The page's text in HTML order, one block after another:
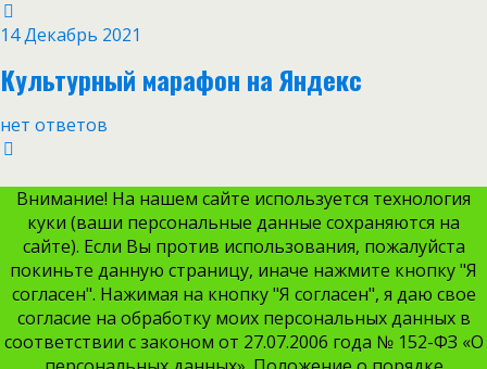
14 Декабрь 2021
Культурный марафон на Яндекс
нет ответов
Внимание! На нашем сайте используется технология
куки (ваши персональные данные сохраняются на
сайте). Если Вы против использования, пожалуйста
покиньте данную страницу, иначе нажмите кнопку "Я
согласен". Нажимая на кнопку "Я согласен", я даю свое
согласие на обработку моих персональных данных в
соответствии с законом от 27.07.2006 года № 152-ФЗ «О